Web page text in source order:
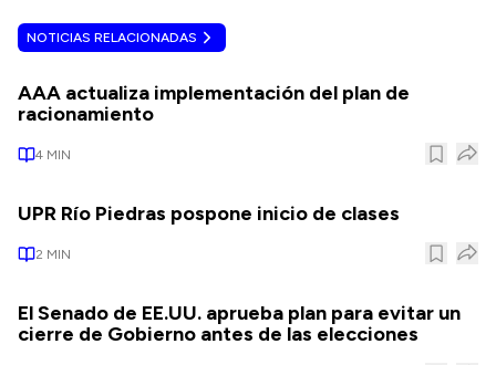
NOTICIAS RELACIONADAS
AAA actualiza implementación del plan de
racionamiento
4 MIN
UPR Río Piedras pospone inicio de clases
2 MIN
El Senado de EE.UU. aprueba plan para evitar un
cierre de Gobierno antes de las elecciones